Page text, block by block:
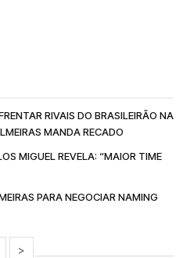
RIVAIS DO BRASILEIRÃO NA
MANDA RECADO
MIGUEL REVELA: “MAIOR TIME
PARA NEGOCIAR NAMING
>